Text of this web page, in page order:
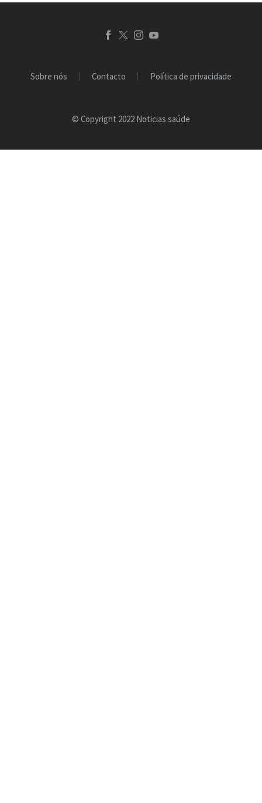
Sobre nós Contacto Política de privacidade
© Copyright 2022 Noticias saúde